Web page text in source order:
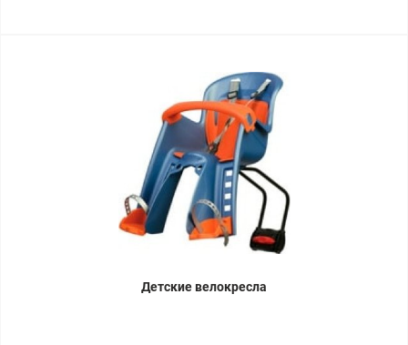
Детские велокресла